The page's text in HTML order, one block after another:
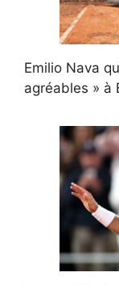
Emilio Nava
agréables » à